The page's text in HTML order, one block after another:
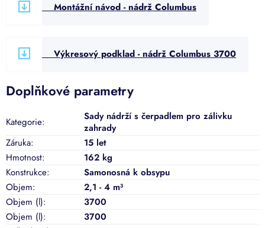
Montážní návod - nádrž Columbus
Výkresový podklad - nádrž Columbus 3700
Doplňkové parametry
Kategorie:
Sady nádrží s čerpadlem pro zálivku
zahrady
Záruka:
15 let
Hmotnost:
162 kg
Konstrukce:
Samonosná k obsypu
Objem:
2,1 - 4 m³
Objem (l):
3700
Objem (l):
3700